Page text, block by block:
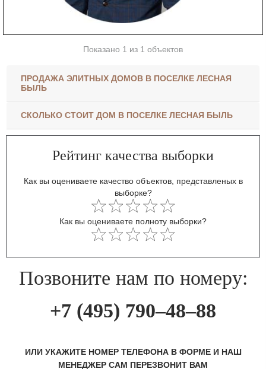
Показано 1 из 1 объектов
ПРОДАЖА ЭЛИТНЫХ ДОМОВ В ПОСЕЛКЕ ЛЕСНАЯ
БЫЛЬ
СКОЛЬКО СТОИТ ДОМ В ПОСЕЛКЕ ЛЕСНАЯ БЫЛЬ
Рейтинг качества выборки
Как вы оцениваете качество объектов, представленых в
выборке?
Как вы оцениваете полноту выборки?
Позвоните нам по номеру:
+7 (495) 790–48–88
ИЛИ УКАЖИТЕ НОМЕР ТЕЛЕФОНА В ФОРМЕ И НАШ
МЕНЕДЖЕР САМ ПЕРЕЗВОНИТ ВАМ